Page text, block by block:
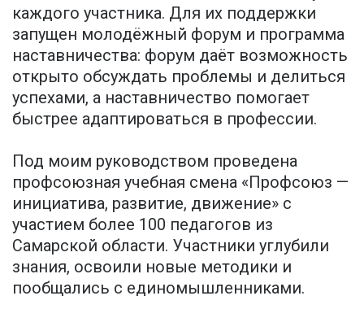
каждого участника. Для их поддержки
запущен молодёжный форум и программа
наставничества: форум даёт возможность
открыто обсуждать проблемы и делиться
успехами, а наставничество помогает
быстрее адаптироваться в профессии.
Под моим руководством проведена
профсоюзная учебная смена «Профсоюз —
инициатива, развитие, движение» с
участием более 100 педагогов из
Самарской области. Участники углубили
знания, освоили новые методики и
пообщались с единомышленниками.